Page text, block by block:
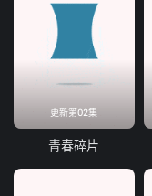
更新第02集
青春碎片